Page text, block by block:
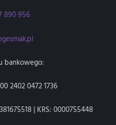
890 956
bankowego:
2402 0472 1736
| KRS: 0000755448